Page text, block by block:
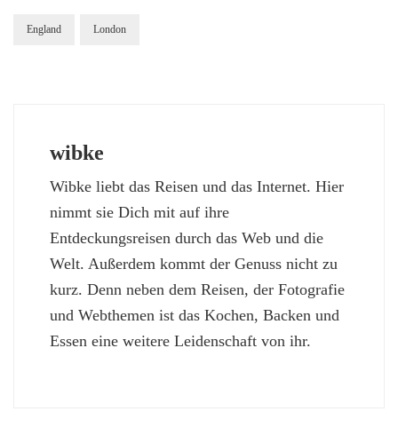
England London
wibke
Wibke liebt das Reisen und das Internet. Hier
nimmt sie Dich mit auf ihre
Entdeckungsreisen durch das Web und die
Welt. Außerdem kommt der Genuss nicht zu
kurz. Denn neben dem Reisen, der Fotografie
und Webthemen ist das Kochen, Backen und
Essen eine weitere Leidenschaft von ihr.